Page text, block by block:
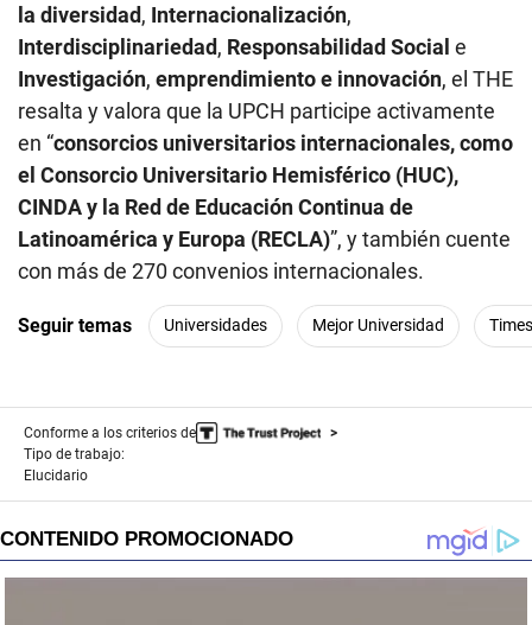
la diversidad, Internacionalización,
Interdisciplinariedad, Responsabilidad Social e
Investigación, emprendimiento e innovación, el THE
resalta y valora que la UPCH participe activamente
en “consorcios universitarios internacionales, como
el Consorcio Universitario Hemisférico (HUC),
CINDA y la Red de Educación Continua de
Latinoamérica y Europa (RECLA)”, y también cuente
con más de 270 convenios internacionales.
Seguir temas Universidades Mejor Universidad
Conforme a los criterios de
Tipo de trabajo:
Elucidario